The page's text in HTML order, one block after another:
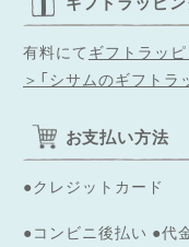
有料にて ギフトラッ
＞「シサムのギフトラ
お支払い方法
●クレジットカード
●コンビニ後払い ●代